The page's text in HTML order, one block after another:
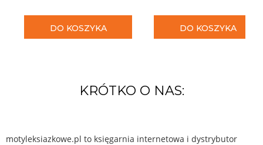
DO KOSZYKA DO KOSZYKA
KRÓTKO O NAS:
motyleksiazkowe.pl to księgarnia internetowa i dystrybutor